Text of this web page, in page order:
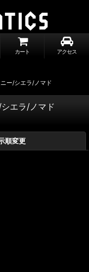
カート アクセス
ー/シエラ/ノマド
エラ/ノマド
順変更